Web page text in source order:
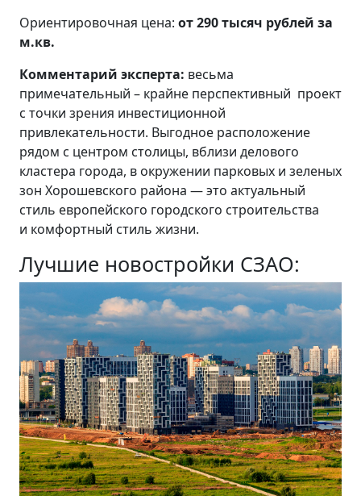
Ориентировочная цена: от 290 тысяч рублей за
м.кв.
Комментарий эксперта: весьма
примечательный – крайне перспективный проект
с точки зрения инвестиционной
привлекательности. Выгодное расположение
рядом с центром столицы, вблизи делового
кластера города, в окружении парковых и зеленых
зон Хорошевского района — это актуальный
стиль европейского городского строительства
и комфортный стиль жизни.
Лучшие новостройки СЗАО: